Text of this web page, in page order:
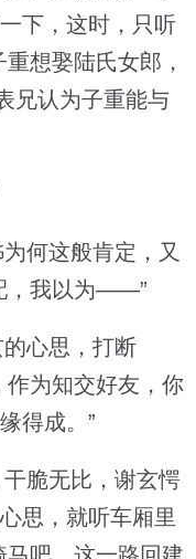
下，这时，只听
想娶陆氏女郎，
兄认为子重能与
何这般肯定，又
，我以为——”
心思，打断
作为知交好友，你
得成。”
脆无比，谢玄愕
思，就听车厢里